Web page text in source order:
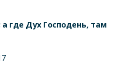
а где Дух Господень, там